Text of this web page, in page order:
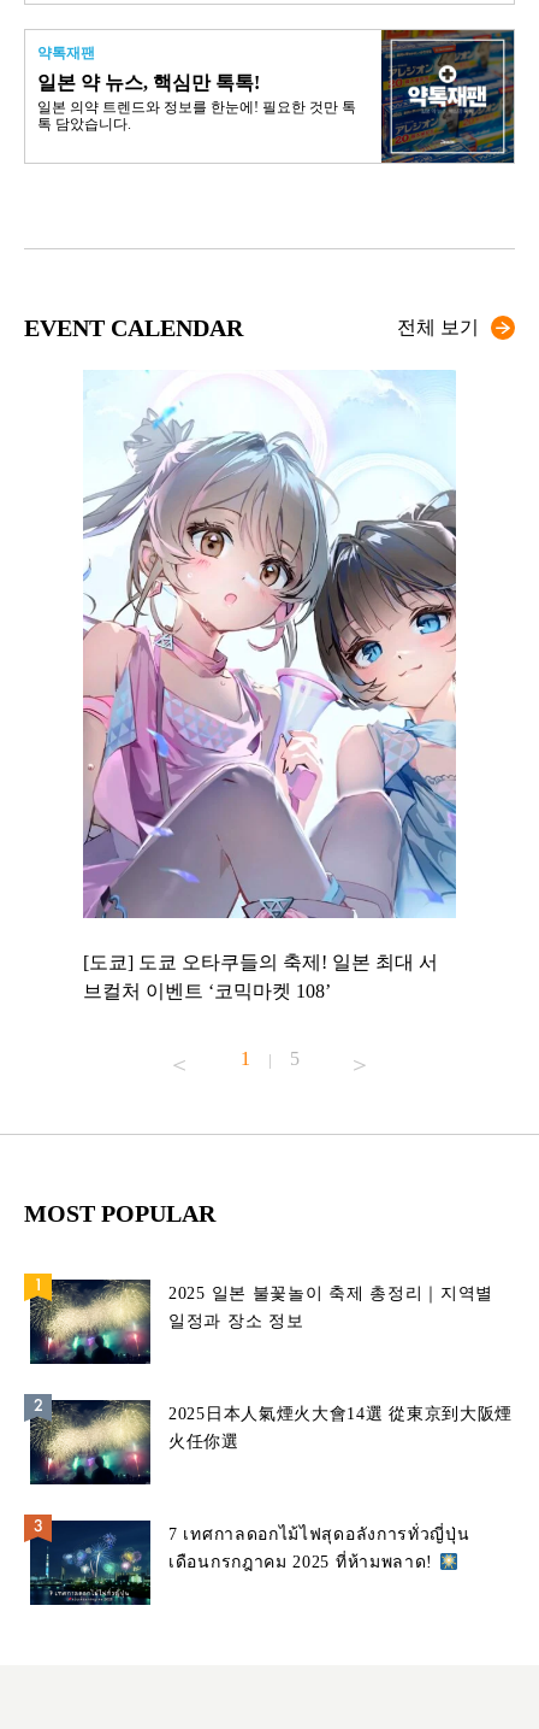
약톡재팬
일본 약 뉴스, 핵심만 톡톡!
일본 의약 트렌드와 정보를 한눈에! 필요한 것만 톡
톡 담았습니다.
EVENT CALENDAR 전체 보기
[도쿄] 도쿄 오타쿠들의 축제! 일본 최대 서
브컬처 이벤트 ‘코믹마켓 108’
1 | 5
MOST POPULAR
2025 일본 불꽃놀이 축제 총정리｜지역별
일정과 장소 정보
2025日本人氣煙火大會14選 從東京到大阪煙
火任你選
7 เทศกาลดอกไม้ไฟสุดอลังการทั่วญี่ปุ่น
เดือนกรกฎาคม 2025 ที่ห้ามพลาด!